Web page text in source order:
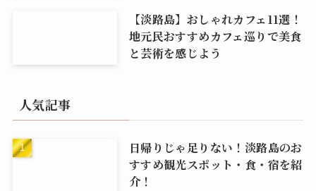
【淡路島】おしゃれカフェ11選！
地元民おすすめカフェ巡りで美食
と芸術を感じよう
人気記事
日帰りじゃ足りない！淡路島のお
すすめ観光スポット・食・宿を紹
介！